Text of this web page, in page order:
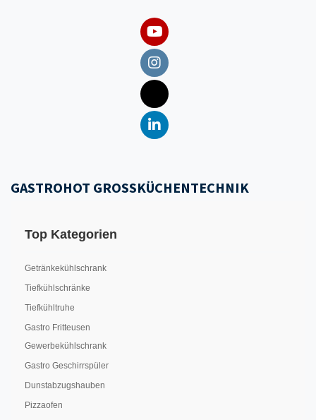
GASTROHOT GROSSKÜCHENTECHNIK
Top Kategorien
Getränkekühlschrank
Tiefkühlschränke
Tiefkühltruhe
Gastro Fritteusen
Gewerbekühlschrank
Gastro Geschirrspüler
Dunstabzugshauben
Pizzaofen